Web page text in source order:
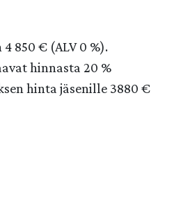
850 € (ALV 0 %).
hinnasta 20 %
hinta jäsenille 3880 €